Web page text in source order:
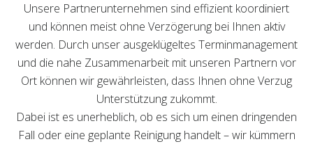
Unsere Partnerunternehmen sind effizient koordiniert
und können meist ohne Verzögerung bei Ihnen aktiv
werden. Durch unser ausgeklügeltes Terminmanagement
und die nahe Zusammenarbeit mit unseren Partnern vor
Ort können wir gewährleisten, dass Ihnen ohne Verzug
Unterstützung zukommt.
Dabei ist es unerheblich, ob es sich um einen dringenden
Fall oder eine geplante Reinigung handelt – wir kümmern